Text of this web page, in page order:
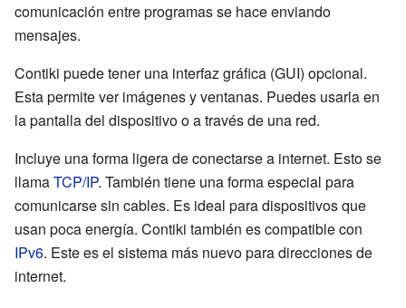
comunicación entre programas se hace enviando
mensajes.
Contiki puede tener una interfaz gráfica (GUI) opcional.
Esta permite ver imágenes y ventanas. Puedes usarla en
la pantalla del dispositivo o a través de una red.
Incluye una forma ligera de conectarse a internet. Esto se
llamaTCP/IP. También tiene una forma especial para
comunicarse sin cables. Es ideal para dispositivos que
usan poca energía. Contiki también es compatible con
IPv6. Este es el sistema más nuevo para direcciones de
internet.